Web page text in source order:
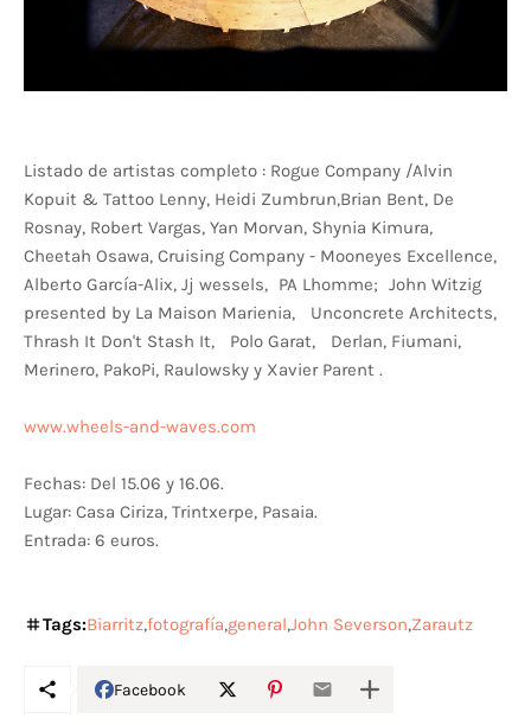
Listado de artistas completo : Rogue Company /Alvin
Kopuit & Tattoo Lenny, Heidi Zumbrun,Brian Bent, De
Rosnay, Robert Vargas, Yan Morvan, Shynia Kimura,
Cheetah Osawa, Cruising Company - Mooneyes Excellence,
Alberto García-Alix, Jj wessels, PA Lhomme; John Witzig
presented by La Maison Marienia, Unconcrete Architects,
Thrash It Don't Stash It, Polo Garat, Derlan, Fiumani,
Merinero, PakoPi, Raulowsky y Xavier Parent .
www.wheels-and-waves.com
Fechas: Del 15.06 y 16.06.
Lugar: Casa Ciriza, Trintxerpe, Pasaia.
Entrada: 6 euros.
Tags:Biarritzfotografía general John Severson Zarautz
Facebook